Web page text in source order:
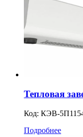
Тепловая
Код: КЭВ-
Подробнее